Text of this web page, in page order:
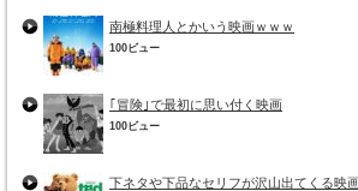
南極料理人とかいう映画ｗｗｗ
100ビュー
｢冒険｣で最初に思い付く映画
100ビュー
下ネタや下品なセリフが沢山出てくる映